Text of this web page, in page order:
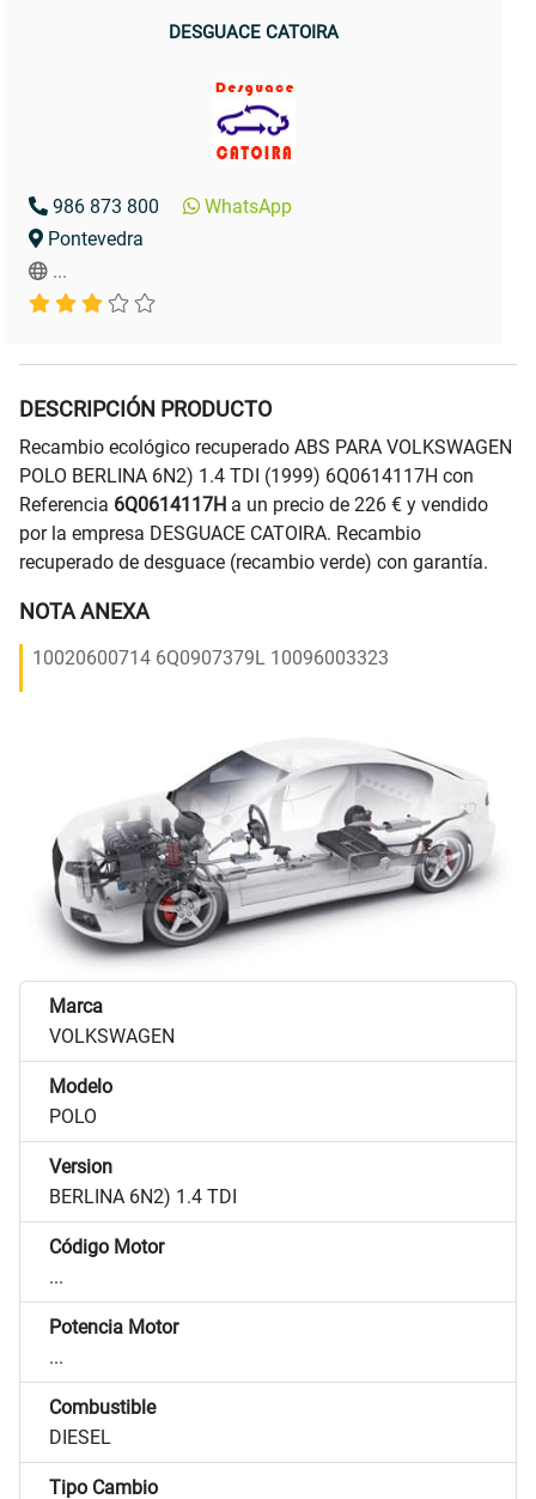
DESGUACE CATOIRA
986 873 800
WhatsApp
Pontevedra
...
DESCRIPCIÓN PRODUCTO
Recambio ecológico recuperado ABS PARA VOLKSWAGEN
POLO BERLINA 6N2) 1.4 TDI (1999) 6Q0614117H con
Referencia 6Q0614117H a un precio de 226 € y vendido
por la empresa DESGUACE CATOIRA. Recambio
recuperado de desguace (recambio verde) con garantía.
NOTA ANEXA
10020600714 6Q0907379L 10096003323
Marca
VOLKSWAGEN
Modelo
POLO
Version
BERLINA 6N2) 1.4 TDI
Código Motor
...
Potencia Motor
...
Combustible
DIESEL
Tipo Cambio